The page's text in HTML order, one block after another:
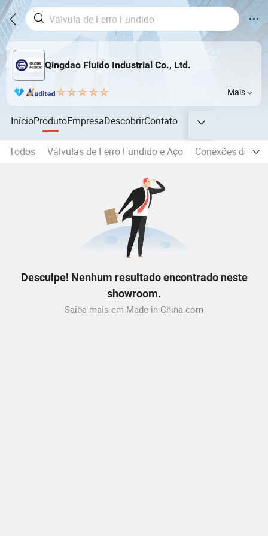
Qingdao Fluido Industrial Co., Ltd.
Mais
InícioProdutoEmpresaDescobrirContato
Todos Válvulas de Ferro Fundido e Aço Conexões de
Desculpe! Nenhum resultado encontrado neste
showroom.
Saiba mais em Made-in-China.com